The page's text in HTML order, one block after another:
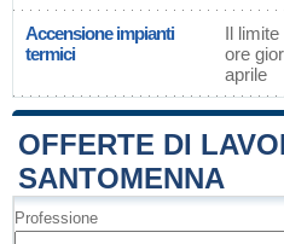
Accensione impianti
termici
Il
ore
aprile
OFFERTE DI
SANTOMENNA
Professione